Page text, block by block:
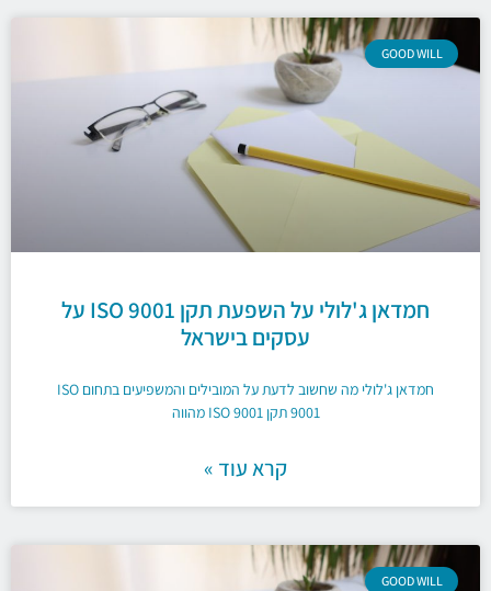
GOOD WILL
חמדאן ג'לולי על השפעת תקן ISO 9001 על
עסקים בישראל
חמדאן ג'לולי מה שחשוב לדעת על המובילים והמשפיעים בתחום ISO
9001 תקן ISO 9001 מהווה
קרא עוד »
GOOD WILL